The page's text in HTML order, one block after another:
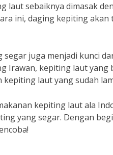
laut sebaiknya dimasak
ini, daging kepiting
juga menjadi kunci
Irawan, kepiting laut
laut yang sudah
kepiting laut ala
yang segar. Dengan